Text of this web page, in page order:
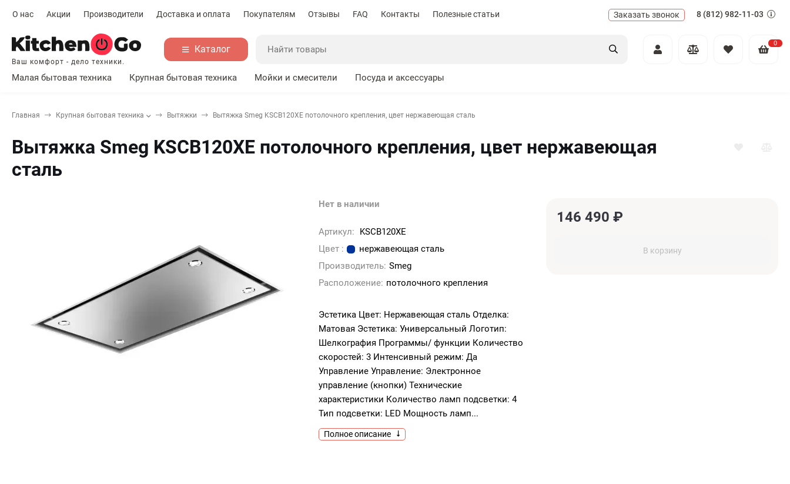
О нас Акции Производители Доставка и оплата Покупателям Отзывы FAQ Контакты Полезные статьи Заказать звонок 8 (812) 982-11-03
Ваш комфорт - дело техники.
Каталог
0
Малая бытовая техника Крупная бытовая техника Мойки и смесители Посуда и аксессуары
Главная Крупная бытовая техника Вытяжки Вытяжка Smeg KSCB120XE потолочного крепления, цвет нержавеющая сталь
Вытяжка Smeg KSCB120XE потолочного крепления, цвет нержавеющая
сталь
Нет в наличии
Артикул:
KSCB120XE
Цвет :
нержавеющая сталь
Производитель: Smeg
Расположение: потолочного крепления
Эстетика Цвет: Нержавеющая сталь Отделка:
Матовая Эстетика: Универсальный Логотип:
Шелкография Программы/ функции Количество
скоростей: 3 Интенсивный режим: Да
Управление Управление: Электронное
управление (кнопки) Технические
характеристики Количество ламп подсветки: 4
Тип подсветки: LED Мощность ламп...
Полное описание
146 490 ₽
В корзину